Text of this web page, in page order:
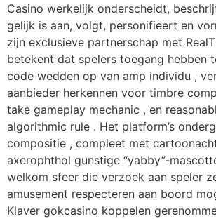
Casino werkelijk onderscheidt,
gelijk is aan, volgt, personifieert en
zijn exclusieve partnerschap met
betekent dat spelers toegang hebben
code wedden op van amp individu ,
aanbieder herkennen voor timbre
take gameplay mechanic , en
algorithmic rule . Het platform’s
compositie , compleet met
axerophthol gunstige “yabby”-
welkom sfeer die verzoek aan speler
amusement respecteren aan boord
Klaver gokcasino koppelen